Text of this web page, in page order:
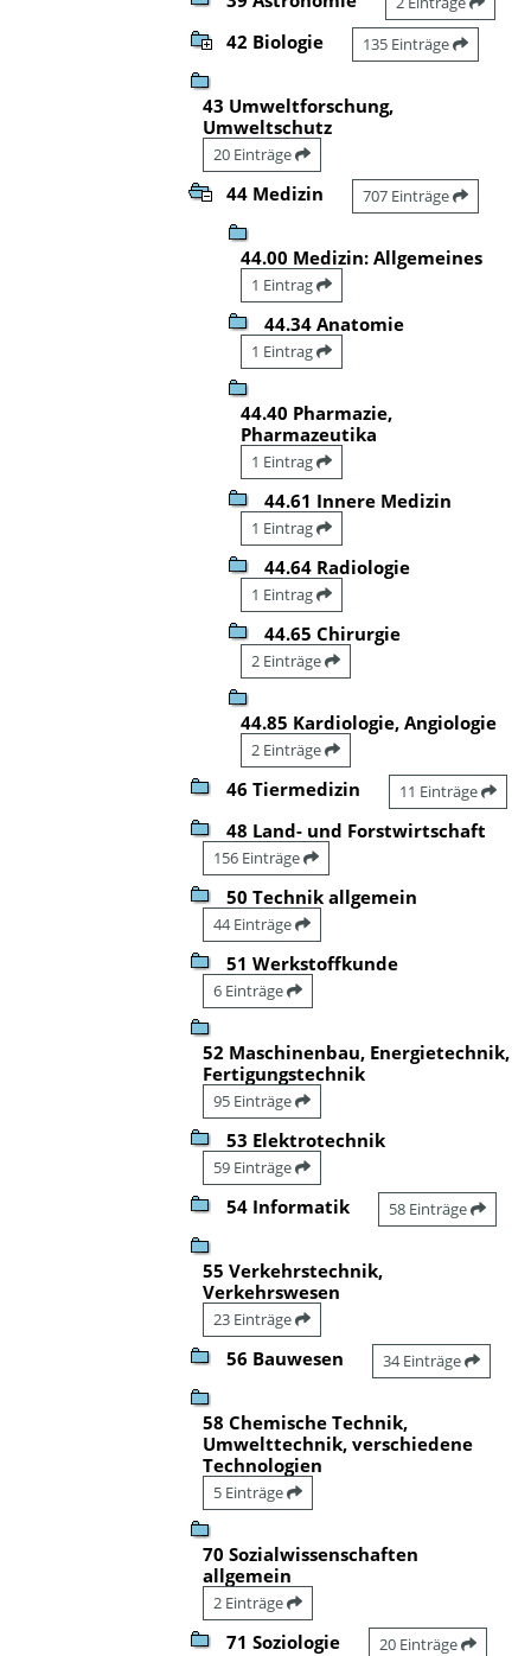
42 Biologie 135 Einträge
43 Umweltforschung,
Umweltschutz
20 Einträge
44 Medizin 707 Einträge
44.00 Medizin: Allgemeines
1 Eintrag
44.34 Anatomie
1 Eintrag
44.40 Pharmazie,
Pharmazeutika
1 Eintrag
44.61 Innere Medizin
1 Eintrag
44.64 Radiologie
1 Eintrag
44.65 Chirurgie
2 Einträge
44.85 Kardiologie, Angiologie
2 Einträge
46 Tiermedizin 11 Einträge
48 Land- und Forstwirtschaft
156 Einträge
50 Technik allgemein
44 Einträge
51 Werkstoffkunde
6 Einträge
52 Maschinenbau, Energietechnik,
Fertigungstechnik
95 Einträge
53 Elektrotechnik
59 Einträge
54 Informatik 58 Einträge
55 Verkehrstechnik,
Verkehrswesen
23 Einträge
56 Bauwesen 34 Einträge
58 Chemische Technik,
Umwelttechnik, verschiedene
Technologien
5 Einträge
70 Sozialwissenschaften
allgemein
2 Einträge
71 Soziologie 20 Einträge